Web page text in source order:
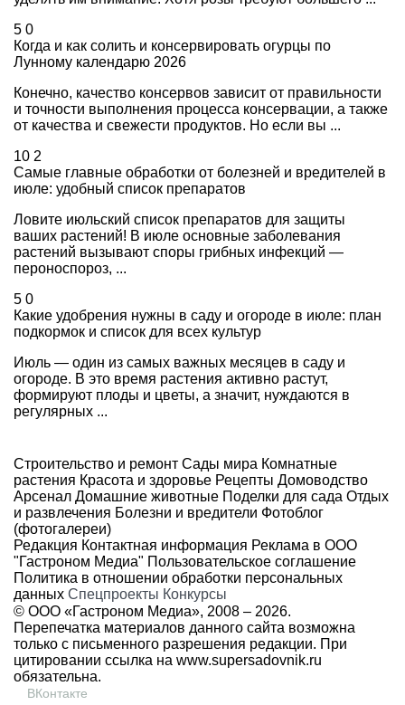
5 0
Когда и как солить и консервировать огурцы по
Лунному календарю 2026
Конечно, качество консервов зависит от правильности
и точности выполнения процесса консервации, а также
от качества и свежести продуктов. Но если вы ...
10 2
Самые главные обработки от болезней и вредителей в
июле: удобный список препаратов
Ловите июльский список препаратов для защиты
ваших растений! В июле основные заболевания
растений вызывают споры грибных инфекций —
пероноспороз, ...
5 0
Какие удобрения нужны в саду и огороде в июле: план
подкормок и список для всех культур
Июль — один из самых важных месяцев в саду и
огороде. В это время растения активно растут,
формируют плоды и цветы, а значит, нуждаются в
регулярных ...
Строительство и ремонт Сады мира Комнатные
растения Красота и здоровье Рецепты Домоводство
Арсенал Домашние животные Поделки для сада Отдых
и развлечения Болезни и вредители Фотоблог
(фотогалереи)
Редакция Контактная информация Реклама в ООО
"Гастроном Медиа" Пользовательское соглашение
Политика в отношении обработки персональных
данных Спецпроекты Конкурсы
© ООО «Гастроном Медиа», 2008 – 2026.
Перепечатка материалов данного сайта возможна
только с письменного разрешения редакции. При
цитировании ссылка на www.supersadovnik.ru
обязательна.
ВКонтакте